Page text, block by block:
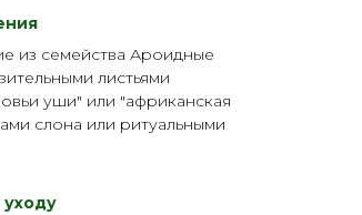
из семейства Ароидные
листьями
уши" или "африканская
слона или ритуальными